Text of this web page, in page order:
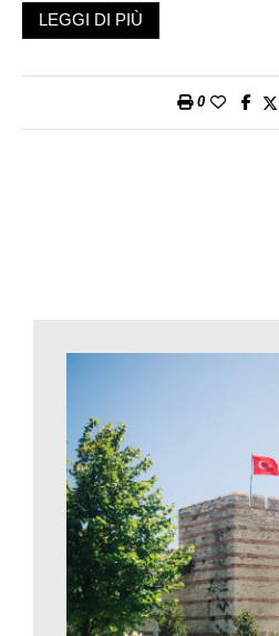
tutti hanno il fisico, la preparazione,
stambeccarefra i monti alla ricerca
ha fatto fare il primo passo ai
viaggiare si è sviluppato
credere fortemente in questo
fatto, per molti borghi nascosti,
stradali, rappresenta l’unica
oggi come oggi, vien da credere
una delle svolte più importanti per il
lockdown.
Un report 2019 diTerre di Mezzo(
analizza le motivazioni che fanno
LEGGI DI PIÙ
0